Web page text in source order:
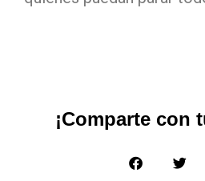
¡Comparte con